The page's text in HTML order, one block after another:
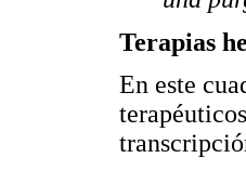
Terapias
En este